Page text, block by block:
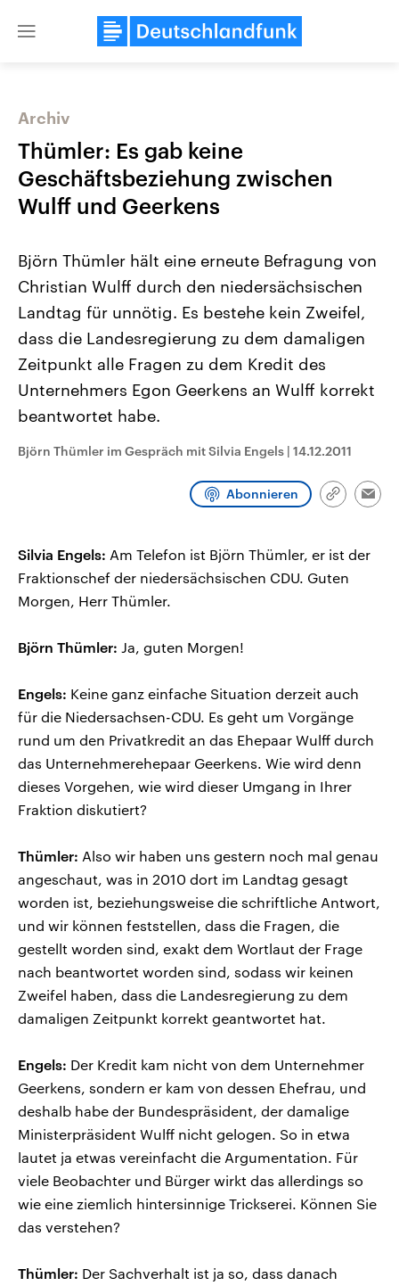
Close
Landtagswahl Sachsen-Anhalt
Alle Informationen
September 2026 einen neuen
Landtag. Seit 2021 wird das
Bundesland von einer Koalition aus
CDU, SPD und FDP regiert.-
Umfragen, Prognosen,
und Hintergründe zu den Parteien
USA
Hintergründe
gehören die Vereinigten
den mächtigsten Ländern
mit großem Einfluss auf
Sendungen Programm Podcasts
Archiv
Thümler: Es gab keine
Geschäftsbeziehung zwischen
Wulff und Geerkens
Björn Thümler hält eine erneute Befragung von
Christian Wulff durch den niedersächsischen
Landtag für unnötig. Es bestehe kein Zweifel,
dass die Landesregierung zu dem damaligen
Zeitpunkt alle Fragen zu dem Kredit des
Unternehmers Egon Geerkens an Wulff korrekt
beantwortet habe.
Björn Thümler im Gespräch mit Silvia Engels | 14.12.2011
Abonnieren
Link
Silvia Engels: Am Telefon ist Björn Thümler, er ist der
Fraktionschef der niedersächsischen CDU. Guten
Morgen, Herr Thümler.
Björn Thümler: Ja, guten Morgen!
Engels: Keine ganz einfache Situation derzeit auch
für die Niedersachsen-CDU. Es geht um Vorgänge
rund um den Privatkredit an das Ehepaar Wulff durch
das Unternehmerehepaar Geerkens. Wie wird denn
dieses Vorgehen, wie wird dieser Umgang in Ihrer
Fraktion diskutiert?
Thümler: Also wir haben uns gestern noch mal genau
angeschaut, was in 2010 dort im Landtag gesagt
worden ist, beziehungsweise die schriftliche Antwort,
und wir können feststellen, dass die Fragen, die
gestellt worden sind, exakt dem Wortlaut der Frage
nach beantwortet worden sind, sodass wir keinen
Zweifel haben, dass die Landesregierung zu dem
damaligen Zeitpunkt korrekt geantwortet hat.
Engels: Der Kredit kam nicht von dem Unternehmer
Geerkens, sondern er kam von dessen Ehefrau, und
deshalb habe der Bundespräsident, der damalige
Ministerpräsident Wulff nicht gelogen. So in etwa
lautet ja etwas vereinfacht die Argumentation. Für
viele Beobachter und Bürger wirkt das allerdings so
wie eine ziemlich hintersinnige Trickserei. Können Sie
das verstehen?
Thümler: Der Sachverhalt ist ja so, dass danach